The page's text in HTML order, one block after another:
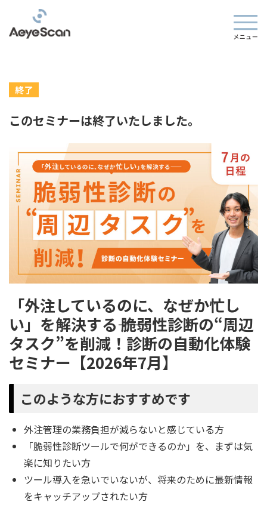
終了
このセミナーは終了いたしました。
「外注しているのに、なぜか忙し
い」を解決する―― 脆弱性診断の“周辺
タスク”を削減！診断の自動化体験
セミナー【2026年7月】
このような方におすすめです
外注管理の業務負担が減らないと感じている方
「脆弱性診断ツールで何ができるのか」を、まずは気
楽に知りたい方
ツール導入を急いでいないが、将来のために最新情報
をキャッチアップされたい方